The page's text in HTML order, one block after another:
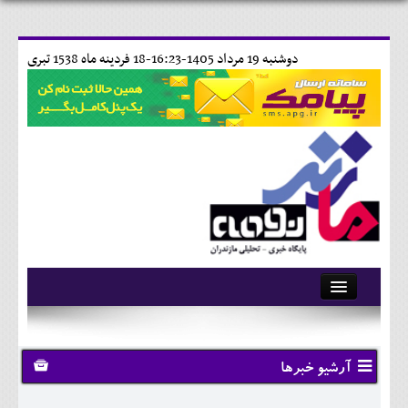
18 فردينه ماه 1538 تبری دوشنبه 19 مرداد 1405-16:23-
آرشیو
تماس با ما
وبلاگ
آرشیو خبرها